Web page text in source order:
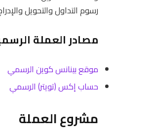
رسوم التداول والتحويل
مصادر العملة
موقع بينانس كوين الرسمي
حساب إكس (تويتر) الرسمي
مشروع العملة